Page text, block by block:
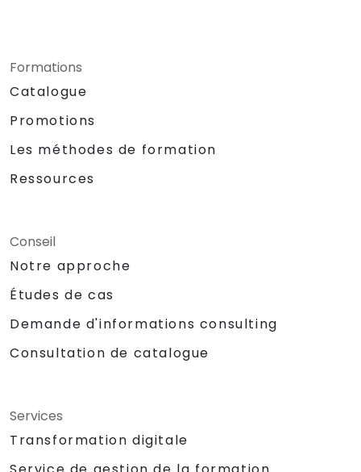
Formations
Catalogue
Promotions
Les méthodes de formation
Ressources
Conseil
Notre approche
Études de cas
Demande d'informations consulting
Consultation de catalogue
Services
Transformation digitale